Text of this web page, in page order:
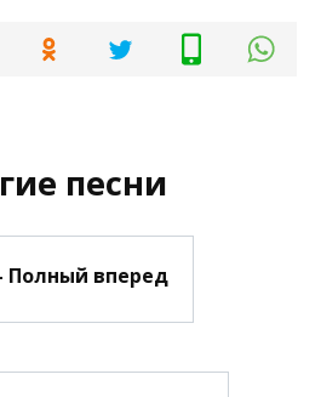
песни
Полный вперед